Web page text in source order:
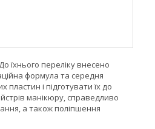
їхнього переліку внесено
формула та середня
і підготувати їх до
манікюру, справедливо
а також поліпшення